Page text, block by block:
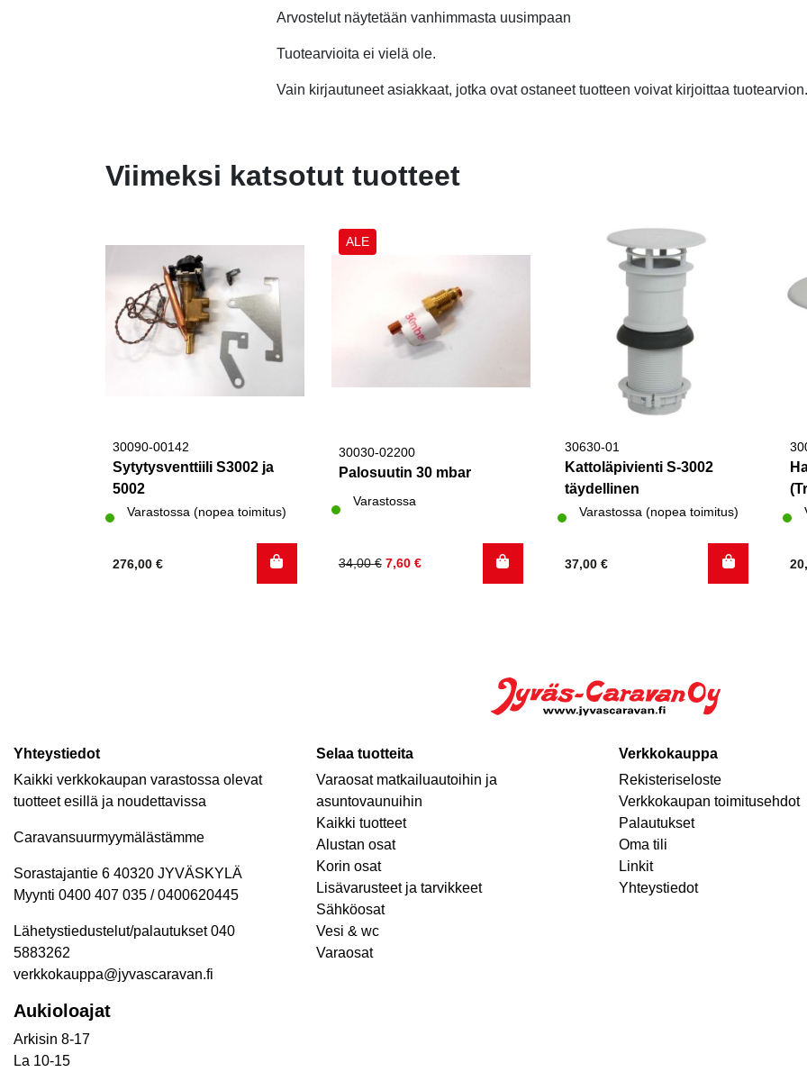
Arvostelut näytetään vanhimmasta uusimpaan
Tuotearvioita ei vielä ole.
Vain kirjautuneet asiakkaat, jotka ovat ostaneet tuotteen voivat kirjoittaa tuotearvion.
Viimeksi katsotut tuotteet
30090-00142
Sytytysventtiili S3002 ja
5002
Varastossa (nopea toimitus)
276,00 €
ALE
30030-02200
Palosuutin 30 mbar
Varastossa
34,00€
Alkuperäinen
7,60 €
Nykyinen
30630-01
Kattoläpivienti S-3002
täydellinen
Varastossa (nopea toimitus)
37,00 €
Yhteystiedot
Kaikki verkkokaupan varastossa olevat
tuotteet esillä ja noudettavissa
Caravansuurmyymälästämme
Sorastajantie 6 40320 JYVÄSKYLÄ
Myynti 0400 407 035 / 0400620445
Lähetystiedustelut/palautukset 040
5883262
verkkokauppa@jyvascaravan.fi
Aukioloajat
Arkisin 8-17
La 10-15
Selaa tuotteita
Varaosat matkailuautoihin ja
asuntovaunuihin
Kaikki tuotteet
Alustan osat
Korin osat
Lisävarusteet ja tarvikkeet
Sähköosat
Vesi & wc
Varaosat
Verkkokauppa
Rekisteriseloste
Verkkokaupan toimitusehdot
Palautukset
Oma tili
Linkit
Yhteystiedot